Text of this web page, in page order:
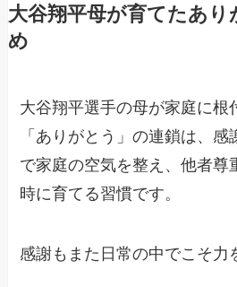
大谷翔平母が育てたあり
め
大谷翔平選手の母が家庭に根
「ありがとう」の連鎖は、感
で家庭の空気を整え、他者尊
時に育てる習慣です。
感謝もまた日常の中でこそ力